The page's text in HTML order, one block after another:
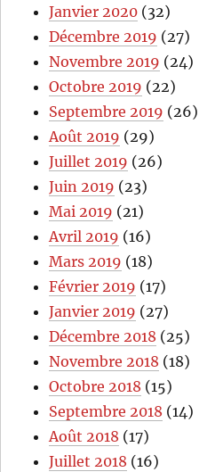
Janvier 2020 (32)
Décembre 2019 (27)
Novembre 2019 (24)
Octobre 2019 (22)
Septembre 2019 (26)
Août 2019 (29)
Juillet 2019 (26)
Juin 2019 (23)
Mai 2019 (21)
Avril 2019 (16)
Mars 2019 (18)
Février 2019 (17)
Janvier 2019 (27)
Décembre 2018 (25)
Novembre 2018 (18)
Octobre 2018 (15)
Septembre 2018 (14)
Août 2018 (17)
Juillet 2018 (16)